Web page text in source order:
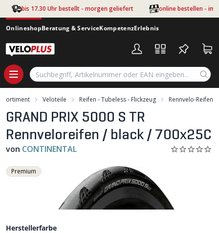
Zum Hauptinhalt springen
bis 17.30 Uhr bestellt - morgen geliefert online bestellen - im
OnlineshopBeratung & ServiceKompetenzErlebnis
Sortiment Veloteile Reifen - Tubeless - Flickzeug Rennvelo-Reifen
GRAND PRIX 5000 S TR
Rennveloreifen / black / 700x25C
von CONTINENTAL
Premium
Herstellerfarbe